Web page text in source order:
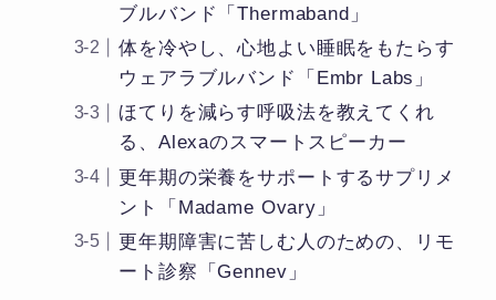
ブルバンド「Thermaband」
体を冷やし、心地よい睡眠をもたらす
ウェアラブルバンド「Embr Labs」
ほてりを減らす呼吸法を教えてくれ
る、Alexaのスマートスピーカー
更年期の栄養をサポートするサプリメ
ント「Madame Ovary」
更年期障害に苦しむ人のための、リモ
ート診察「Gennev」